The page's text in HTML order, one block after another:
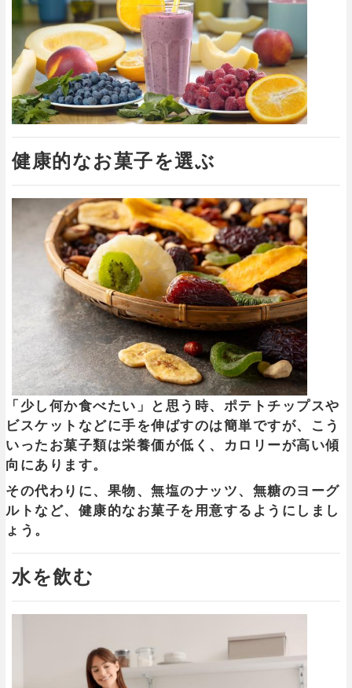
健康的なお菓子を選ぶ
「少し何か食べたい」と思う時、ポテトチップスや
ビスケットなどに手を伸ばすのは簡単ですが、こう
いったお菓子類は栄養価が低く、カロリーが高い傾
向にあります。
その代わりに、果物、無塩のナッツ、無糖のヨーグ
ルトなど、健康的なお菓子を用意するようにしまし
ょう。
水を飲む